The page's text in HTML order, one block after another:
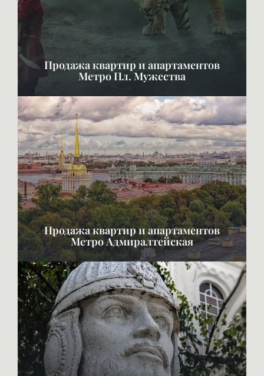
Продажа квартир и апартаментов
Метро Пл. Мужества
Продажа квартир и апартаментов
Метро Адмиралтейская